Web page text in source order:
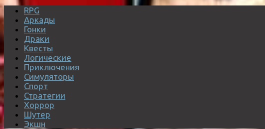
RPG
Аркады
Гонки
Драки
Квесты
Логические
Приключения
Симуляторы
Спорт
Стратегии
Хоррор
Шутер
Экшн